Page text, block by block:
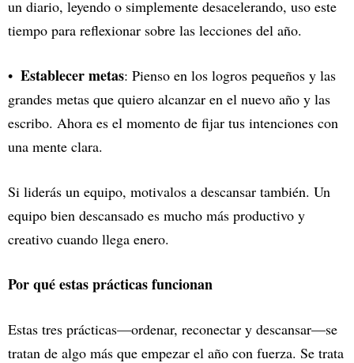
un diario, leyendo o simplemente desacelerando, uso este
tiempo para reflexionar sobre las lecciones del año.
Establecer metas: Pienso en los logros pequeños y las
grandes metas que quiero alcanzar en el nuevo año y las
escribo. Ahora es el momento de fijar tus intenciones con
una mente clara.
Si liderás un equipo, motivalos a descansar también. Un
equipo bien descansado es mucho más productivo y
creativo cuando llega enero.
Por qué estas prácticas funcionan
Estas tres prácticas—ordenar, reconectar y descansar—se
tratan de algo más que empezar el año con fuerza. Se trata